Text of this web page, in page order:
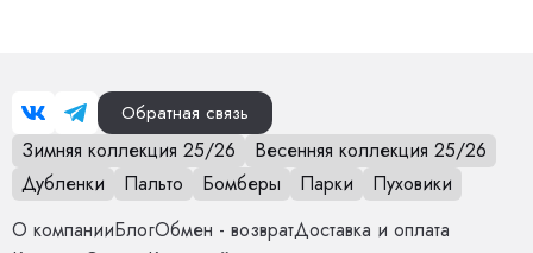
Обратная связь
Зимняя коллекция 25/26
Весенняя коллекция 25/26
Дубленки
Пальто Бомберы Парки
Пуховики
О компанииБлогОбмен - возвратДоставка и оплата